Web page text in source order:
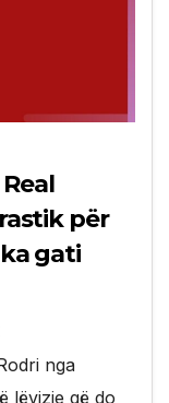
për
gati
nga
lëvizje që do